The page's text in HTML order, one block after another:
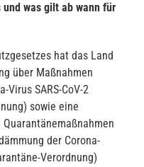
was gilt ab wann für
hat das Land
über Maßnahmen
Virus SARS-CoV-2
sowie eine
der Corona-
Verordnung)